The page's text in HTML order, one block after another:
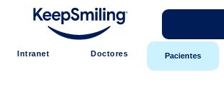
Intranet Doctores Pacientes